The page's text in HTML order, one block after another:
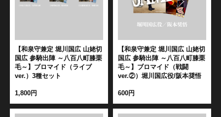
【和泉守兼定 堀川国広 山姥切
国広 参騎出陣 ～八百八町膝栗
毛～】ブロマイド（ライブ
ver.）3種セット
1,800円
【和泉守兼定 堀川国広 山姥切
国広 参騎出陣 ～八百八町膝栗
毛～】ブロマイド（戦闘
ver.②）堀川国広役/阪本奨悟
600円